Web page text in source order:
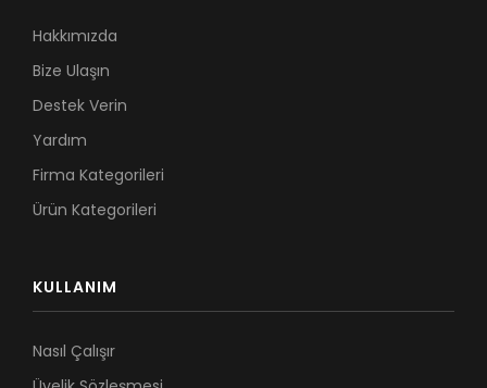
Hakkımızda
Bize Ulaşın
Destek Verin
Yardım
Firma Kategorileri
Ürün Kategorileri
KULLANIM
Nasıl Çalışır